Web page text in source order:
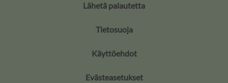
Lähetä palautetta
Tietosuoja
Käyttöehdot
Evästeasetukset